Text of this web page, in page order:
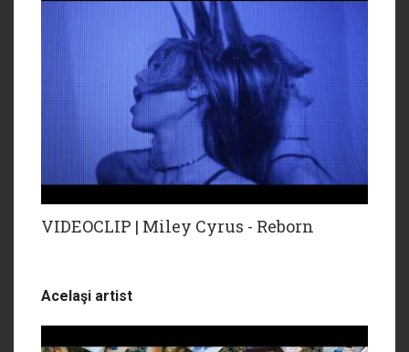
VIDEOCLIP | Miley Cyrus - Reborn
Acelaşi artist